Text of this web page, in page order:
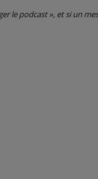
le podcast », et si un